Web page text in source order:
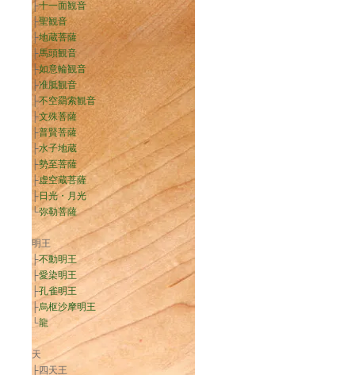
├十一面観音
├聖観音
├地蔵菩薩
├馬頭観音
├如意輪観音
├准胝観音
├不空羂索観音
├文殊菩薩
├普賢菩薩
├水子地蔵
├勢至菩薩
├虚空蔵菩薩
├日光・月光
└弥勒菩薩
明王
├不動明王
├愛染明王
├孔雀明王
├烏枢沙摩明王
└龍
天
├四天王